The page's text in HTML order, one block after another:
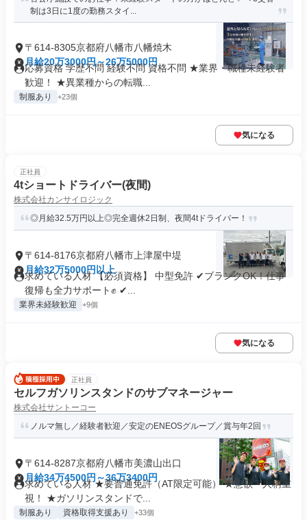
制は3日に1度の勤務スタイ...
〒614-8305京都府八幡市八幡焼木
月給20万3000円～26万5000円
応募資格 学歴不問 経験不問 資格不問 ★業界・職種未経験者
歓迎！ ★異業種からの転職...
制服あり +23個
気になる
正社員
4tショートドライバー(夜間)
株式会社カンサイロジック
◎月給32.5万円以上◎完全週休2日制、夜間4tドライバー！
〒614-8176京都府八幡市上津屋中堤
月給32万5000円以上
求めている人材 【必須資格】 中型免許 ✔ブランクOK！仕事
復帰も全力サポート✊ ✔...
業界未経験歓迎 +9個
気になる
正社員
セルフガソリンスタンドのサブマネージャー
株式会社サントーコー
ノルマ無し／経験者歓迎／安定のENEOSグループ／賞与年2回
〒614-8287京都府八幡市美濃山出口
月給34万4500円～36万3400円
求めている人材 ★要普通免許（AT限定可能） ★意欲・人柄重
視！ ★ガソリンスタンドで...
制服あり 資格取得支援あり +33個